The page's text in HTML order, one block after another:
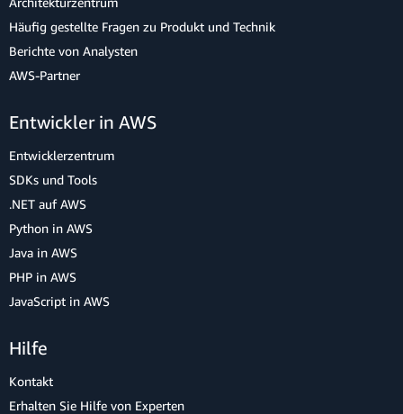
Häufig gestellte Fragen zu Produkt und Technik
Berichte von Analysten
AWS-Partner
Entwickler in AWS
Entwicklerzentrum
SDKs und Tools
.NET auf AWS
Python in AWS
Java in AWS
PHP in AWS
JavaScript in AWS
Hilfe
Kontakt
Erhalten Sie Hilfe von Experten